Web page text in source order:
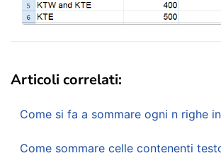
Articoli correlati:
Come si fa a sommare ogni n righe
Come sommare celle contenenti